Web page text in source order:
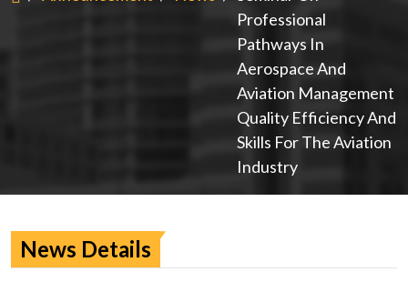
Professional
Pathways In
Aerospace And
Aviation Management
Quality Efficiency And
Skills For The Aviation
Industry
News Details